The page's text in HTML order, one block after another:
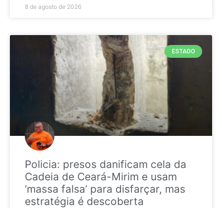
8 de agosto de 2026
ESTADO
Policia: presos danificam cela da
Cadeia de Ceará-Mirim e usam
‘massa falsa’ para disfarçar, mas
estratégia é descoberta